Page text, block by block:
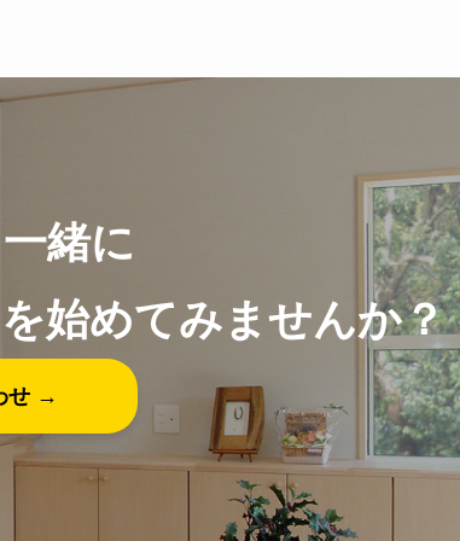
緒に
始めてみませんか？
わせ →